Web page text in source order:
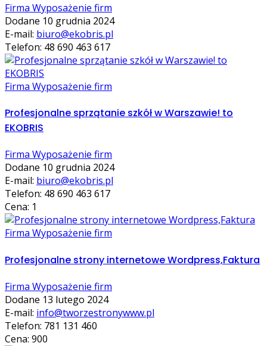
Firma Wyposażenie firm
Dodane 10 grudnia 2024
E-mail: biuro@ekobris.pl
Telefon: 48 690 463 617
Firma Wyposażenie firm
Profesjonalne sprzątanie szkół w Warszawie! to
EKOBRIS
Firma Wyposażenie firm
Dodane 10 grudnia 2024
E-mail: biuro@ekobris.pl
Telefon: 48 690 463 617
Cena: 1
Firma Wyposażenie firm
Profesjonalne strony internetowe Wordpress,Faktura
Firma Wyposażenie firm
Dodane 13 lutego 2024
E-mail: info@tworzestronywww.pl
Telefon: 781 131 460
Cena: 900